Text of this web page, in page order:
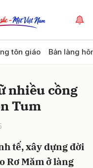
tôn giáo Bản làng
nhiều cồng
Tum
tế, xây dựng đời
Rơ Măm ở làng
Hủy Gửi